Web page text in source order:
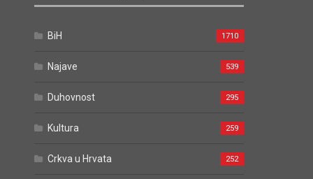
BiH 1710
Najave 539
Duhovnost 295
Kultura 259
Crkva u Hrvata 252